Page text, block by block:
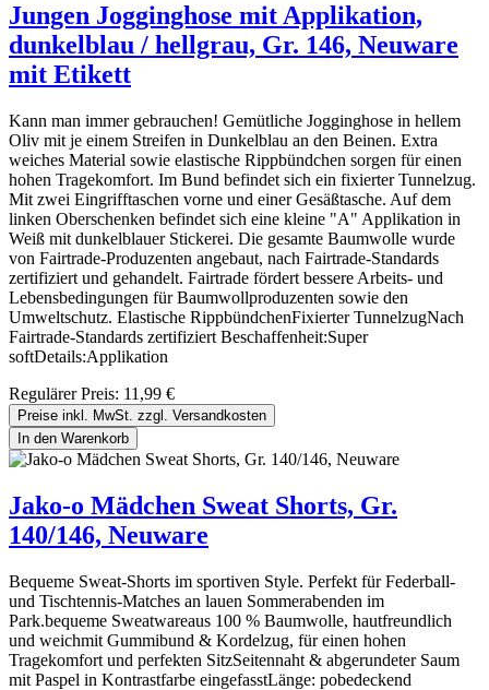
Jungen Jogginghose mit Applikation,
dunkelblau / hellgrau, Gr. 146, Neuware
mit Etikett
Kann man immer gebrauchen! Gemütliche Jogginghose in hellem
Oliv mit je einem Streifen in Dunkelblau an den Beinen. Extra
weiches Material sowie elastische Rippbündchen sorgen für einen
hohen Tragekomfort. Im Bund befindet sich ein fixierter Tunnelzug.
Mit zwei Eingrifftaschen vorne und einer Gesäßtasche. Auf dem
linken Oberschenken befindet sich eine kleine "A" Applikation in
Weiß mit dunkelblauer Stickerei. Die gesamte Baumwolle wurde
von Fairtrade-Produzenten angebaut, nach Fairtrade-Standards
zertifiziert und gehandelt. Fairtrade fördert bessere Arbeits- und
Lebensbedingungen für Baumwollproduzenten sowie den
Umweltschutz. Elastische RippbündchenFixierter TunnelzugNach
Fairtrade-Standards zertifiziert Beschaffenheit:Super
softDetails:Applikation
Regulärer Preis: 11,99 €
Preise inkl. MwSt. zzgl. Versandkosten
In den Warenkorb
Jako-o Mädchen Sweat Shorts, Gr.
140/146, Neuware
Bequeme Sweat-Shorts im sportiven Style. Perfekt für Federball-
und Tischtennis-Matches an lauen Sommerabenden im
Park.bequeme Sweatwareaus 100 % Baumwolle, hautfreundlich
und weichmit Gummibund & Kordelzug, für einen hohen
Tragekomfort und perfekten SitzSeitennaht & abgerundeter Saum
mit Paspel in Kontrastfarbe eingefasstLänge: pobedeckend